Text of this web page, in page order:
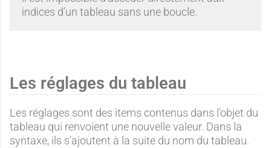
indices d’un tableau sans une boucle.
Les réglages du tableau
Les réglages sont des items contenus dans l'objet du
tableau qui renvoient une nouvelle valeur. Dans la
syntaxe, ils s'ajoutent à la suite du nom du tableau.